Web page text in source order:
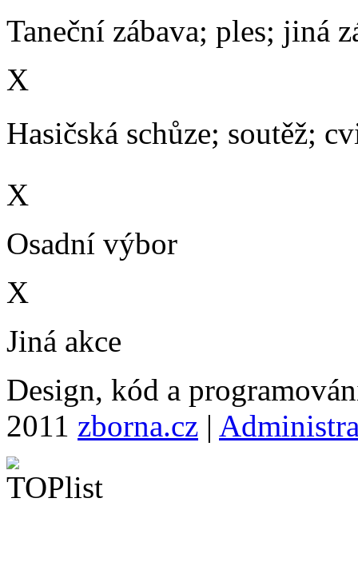
Taneční zábava; ples; jiná
X
Hasičská schůze; soutěž;
X
Osadní výbor
X
Jiná akce
Design, kód a
2011 zborna.cz |